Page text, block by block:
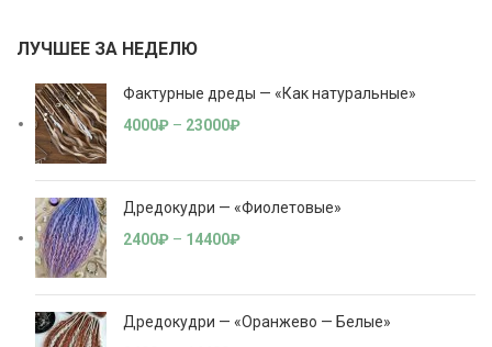
ЛУЧШЕЕ ЗА НЕДЕЛЮ
Фактурные дреды — «Как натуральные»
4000₽ – 23000₽
Дредокудри — «Фиолетовые»
2400₽ – 14400₽
Дредокудри — «Оранжево — Белые»